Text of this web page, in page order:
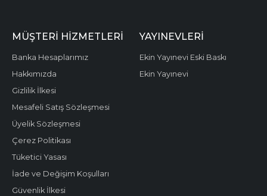
MÜŞTERI HIZMETLERI
Banka Hesaplarımız
Hakkımızda
Gizlilik İlkesi
Mesafeli Satış Sözleşmesi
Üyelik Sözleşmesi
Çerez Politikası
Tüketici Yasası
İade ve Değişim Koşulları
Güvenlik İlkesi
YAYINEVLERI
Ekin Yayınevi Eski Baskı
Ekin Yayınevi